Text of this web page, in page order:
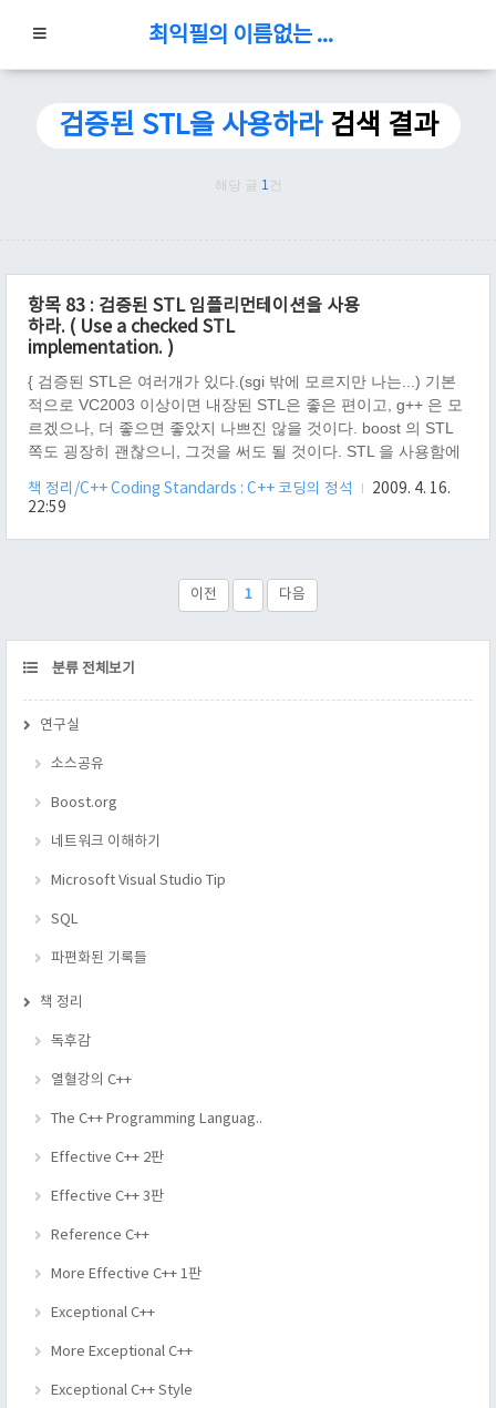
최익필의 이름없는 블로그
검증된 STL을 사용하라 검색 결과
해당 글 1 건
항목 83 : 검증된 STL 임플리먼테이션을 사용
하라. ( Use a checked STL
implementation. )
{ 검증된 STL은 여러개가 있다.(sgi 밖에 모르지만 나는...) 기본
적으로 VC2003 이상이면 내장된 STL은 좋은 편이고, g++ 은 모
르겠으나, 더 좋으면 좋았지 나쁘진 않을 것이다. boost 의 STL
쪽도 굉장히 괜찮으니, 그것을 써도 될 것이다. STL 을 사용함에
에서 많이 발생하므로, 표준문서나 C+ Standard Library 책을 보
가 이상해 질것 같은 STL 함수들은 전부 반복자를 벹어내니 그것
지만, 용도에 맞게 쓰면 독도 명약이고 명약이라도 나쁘게 쓰면
독이라는 말이 있듯이, ..
책 정리/C++ Coding Standards : C++ 코딩의 정석
2009. 4. 16.
22:59
이전 1 다음
CATEGORY
분류 전체보기
연구실
소스공유
Boost.org
네트워크 이해하기
Microsoft Visual Studio Tip
SQL
파편화된 기록들
책 정리
독후감
열혈강의 C++
The C++ Programming Languag..
Effective C++ 2판
Effective C++ 3판
Reference C++
More Effective C++ 1판
Exceptional C++
More Exceptional C++
Exceptional C++ Style